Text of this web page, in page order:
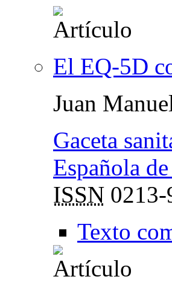
El EQ-5D
Juan
Gaceta
Española
ISSN 0213-
Texto